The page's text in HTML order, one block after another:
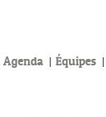
Agenda Équipes